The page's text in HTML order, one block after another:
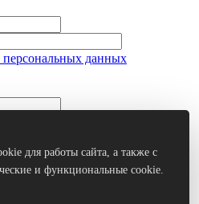
персональных данных
персональных данных
для работы сайта, а также с
и функциональные cookie.